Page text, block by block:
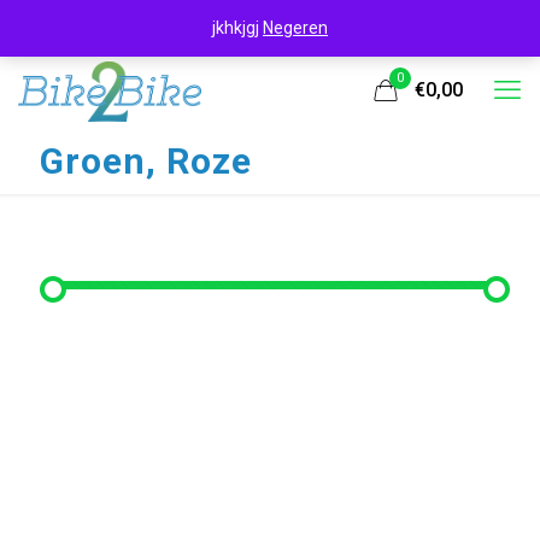
0
€0,00
Groen, Roze
jkhkjgj Negeren